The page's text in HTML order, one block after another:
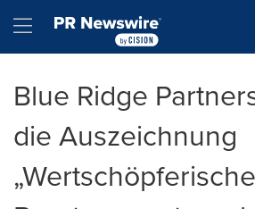
Hamburger menu
Blue Ridge
die Auszeichnung